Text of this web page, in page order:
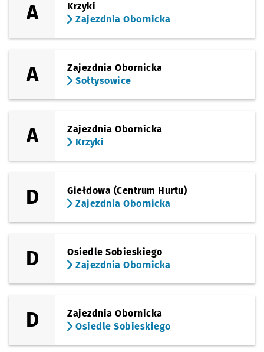
(Obornicka)
A
Krzyki
Zajezdnia Obornicka
A
Zajezdnia Obornicka
Sołtysowice
A
Zajezdnia Obornicka
Krzyki
D
Giełdowa (Centrum Hurtu)
Zajezdnia Obornicka
D
Osiedle Sobieskiego
Zajezdnia Obornicka
D
Zajezdnia Obornicka
Osiedle Sobieskiego